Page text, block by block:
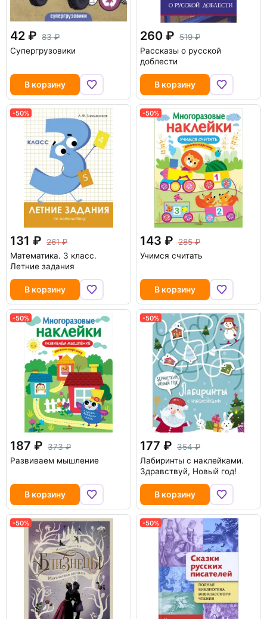
42
83
Супергрузовики
В корзину
260
519
Рассказы о русской
доблести
В корзину
-50%
131
261
Математика. 3 класс.
Летние задания
В корзину
-50%
143
285
Учимся считать
В корзину
-50%
187
373
Развиваем мышление
В корзину
-50%
177
354
Лабиринты с наклейками.
Здравствуй, Новый год!
В корзину
-50% -50%